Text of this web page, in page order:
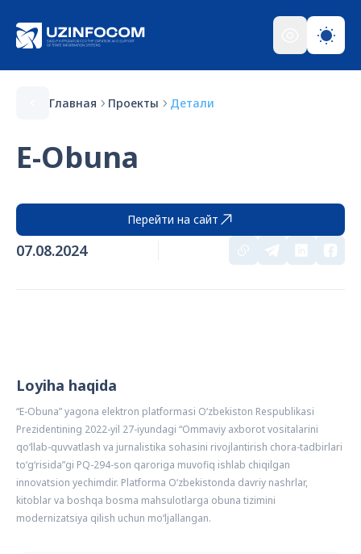
Главная Проекты Детали
E-Obuna
Перейти на сайт
07.08.2024
Loyiha haqida
“E-Obuna” yagona elektron platformasi O‘zbekiston Respublikasi
Prezidentining 2022-yil 27-iyundagi “Ommaviy axborot vositalarini
qo‘llab-quvvatlash va jurnalistika sohasini rivojlantirish chora-tadbirlari
to‘g‘risida”gi PQ-294-son qaroriga muvofiq ishlab chiqilgan
innovatsion yechimdir. Platforma O‘zbekistonda davriy nashrlar,
kitoblar va boshqa bosma mahsulotlarga obuna tizimini
modernizatsiya qilish uchun mo‘ljallangan.